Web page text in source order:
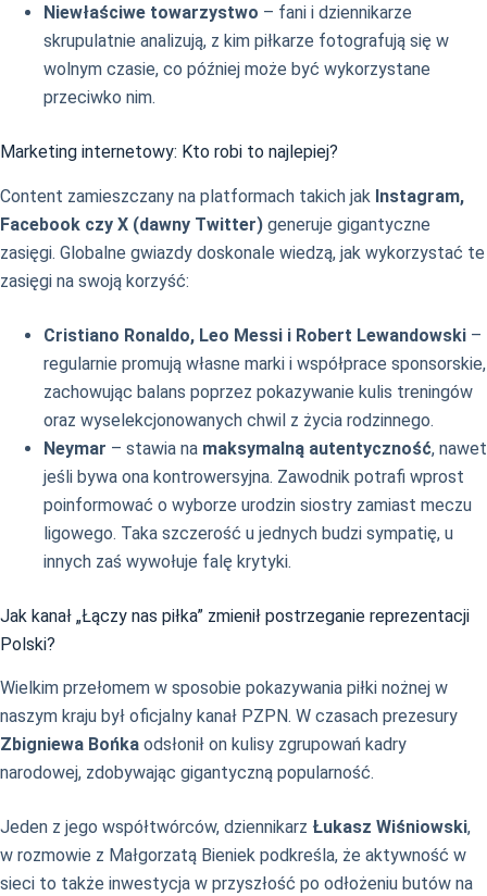
Niewłaściwe towarzystwo – fani i dziennikarze
skrupulatnie analizują, z kim piłkarze fotografują się w
wolnym czasie, co później może być wykorzystane
przeciwko nim.
Marketing internetowy: Kto robi to najlepiej?
Content zamieszczany na platformach takich jak Instagram,
Facebook czy X (dawny Twitter) generuje gigantyczne
zasięgi. Globalne gwiazdy doskonale wiedzą, jak wykorzystać te
zasięgi na swoją korzyść:
Cristiano Ronaldo, Leo Messi i Robert Lewandowski –
regularnie promują własne marki i współprace sponsorskie,
zachowując balans poprzez pokazywanie kulis treningów
oraz wyselekcjonowanych chwil z życia rodzinnego.
Neymar – stawia na maksymalną autentyczność, nawet
jeśli bywa ona kontrowersyjna. Zawodnik potrafi wprost
poinformować o wyborze urodzin siostry zamiast meczu
ligowego. Taka szczerość u jednych budzi sympatię, u
innych zaś wywołuje falę krytyki.
Jak kanał „Łączy nas piłka” zmienił postrzeganie reprezentacji
Polski?
Wielkim przełomem w sposobie pokazywania piłki nożnej w
naszym kraju był oficjalny kanał PZPN. W czasach prezesury
Zbigniewa Bońka odsłonił on kulisy zgrupowań kadry
narodowej, zdobywając gigantyczną popularność.
Jeden z jego współtwórców, dziennikarz Łukasz Wiśniowski,
w rozmowie z Małgorzatą Bieniek podkreśla, że aktywność w
sieci to także inwestycja w przyszłość po odłożeniu butów na